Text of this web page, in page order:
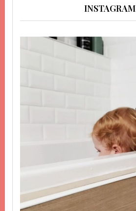
INSTAGRAM